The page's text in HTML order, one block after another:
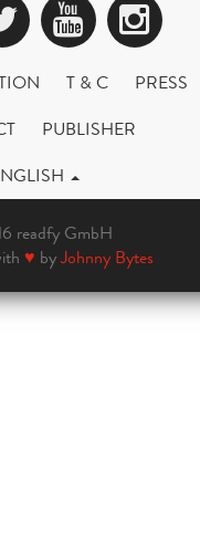
Twitter
T & C
PRESS
PUBLISHER
readfy GmbH
♥ byJohnny Bytes